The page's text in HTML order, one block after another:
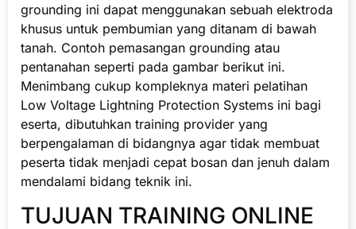
grounding ini dapat menggunakan sebuah elektroda
khusus untuk pembumian yang ditanam di bawah
tanah. Contoh pemasangan grounding atau
pentanahan seperti pada gambar berikut ini.
Menimbang cukup kompleknya materi pelatihan
Low Voltage Lightning Protection Systems ini bagi
eserta, dibutuhkan training provider yang
berpengalaman di bidangnya agar tidak membuat
peserta tidak menjadi cepat bosan dan jenuh dalam
mendalami bidang teknik ini.
TUJUAN TRAINING ONLINE